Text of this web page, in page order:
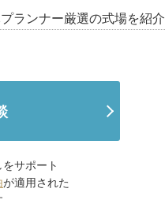
ランナー厳選の式場を紹介
サポート
が適用された